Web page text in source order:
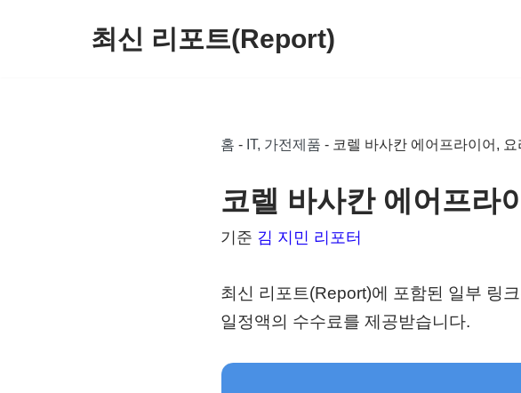
최신 리포트(Report)
홈 - IT, 가전제품 - 코렐 바사칸 에어프라이어,
코렐 바사칸 에어프라
기준 김 지민 리포터
최신 리포트(Report)에 포함된 일부 링
일정액의 수수료를 제공받습니다.